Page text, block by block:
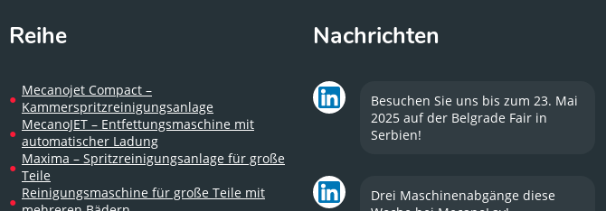
Reihe
Mecanojet Compact –
Kammerspritzreinigungsanlage
MecanoJET – Entfettungsmaschine mit
automatischer Ladung
Maxima – Spritzreinigungsanlage für große
Teile
Reinigungsmaschine für große Teile mit
Nachrichten
Besuchen Sie uns bis zum 23. Mai
2025 auf der Belgrade Fair in
Serbien!
Drei Maschinenabgänge diese